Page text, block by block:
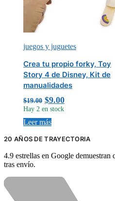
juegos y juguetes
Crea tu propio forky, Toy
Story 4 de Disney, Kit de
manualidades
$19.00 Original
price
was:
$9.00Current
Hay 2 en stock
Leer más
20 AÑOS DE TRAYECTORIA
4.9 estrellas en Google
tras envío.